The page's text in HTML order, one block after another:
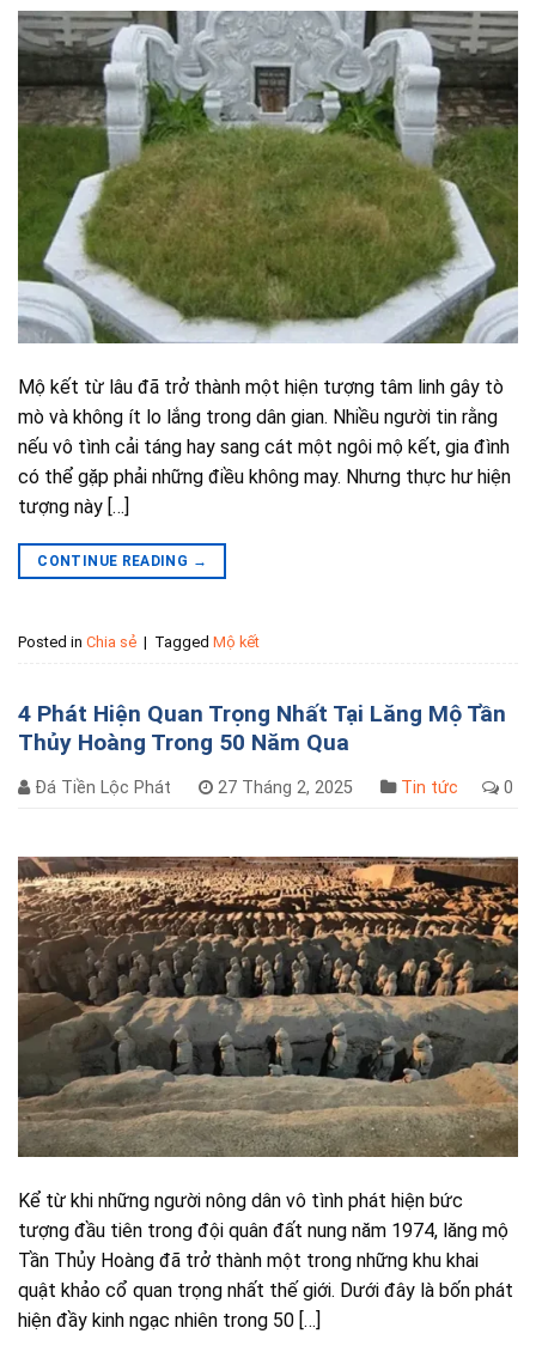
Mộ kết từ lâu đã trở thành một hiện tượng tâm linh gây tò
mò và không ít lo lắng trong dân gian. Nhiều người tin rằng
nếu vô tình cải táng hay sang cát một ngôi mộ kết, gia đình
có thể gặp phải những điều không may. Nhưng thực hư hiện
tượng này […]
CONTINUE READING →
Posted in Chia sẻ | Tagged Mộ kết
4 Phát Hiện Quan Trọng Nhất Tại Lăng Mộ Tần
Thủy Hoàng Trong 50 Năm Qua
Đá Tiền Lộc Phát 27 Tháng 2, 2025 Tin tức 0
Kể từ khi những người nông dân vô tình phát hiện bức
tượng đầu tiên trong đội quân đất nung năm 1974, lăng mộ
Tần Thủy Hoàng đã trở thành một trong những khu khai
quật khảo cổ quan trọng nhất thế giới. Dưới đây là bốn phát
hiện đầy kinh ngạc nhiên trong 50 […]